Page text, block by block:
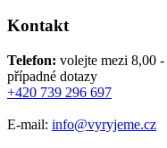
Kontakt
Telefon: volejte mezi 8,00
případné dotazy
+420 739 296 697
E-mail: info@vyryjeme.cz